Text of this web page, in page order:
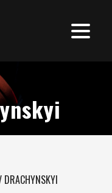
DRACHYNSKYI